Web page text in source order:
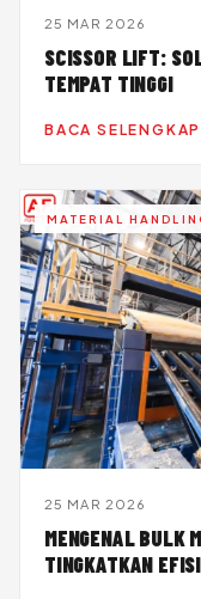
25 MAR 2026
SCISSOR LIFT:
TEMPAT TINGGI
BACA
MATERIAL
25 MAR 2026
MENGENAL BULK
TINGKATKAN